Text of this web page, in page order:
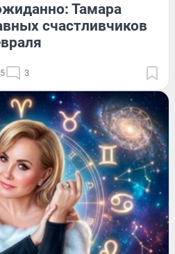
Тамара
счастливчиков
3